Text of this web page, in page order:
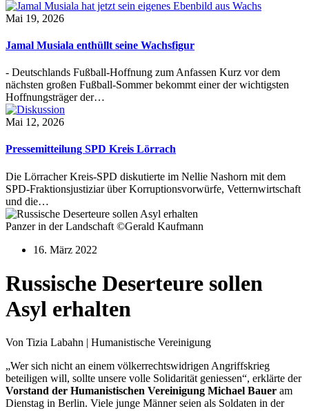
Mai 19, 2026
Jamal Musiala enthüllt seine Wachsfigur
- Deutschlands Fußball-Hoffnung zum Anfassen Kurz vor dem
nächsten großen Fußball-Sommer bekommt einer der wichtigsten
Hoffnungsträger der…
Mai 12, 2026
Pressemitteilung SPD Kreis Lörrach
Die Lörracher Kreis-SPD diskutierte im Nellie Nashorn mit dem
SPD-Fraktionsjustiziar über Korruptionsvorwürfe, Vetternwirtschaft
und die…
Panzer in der Landschaft ©Gerald Kaufmann
16. März 2022
Russische Deserteure sollen
Asyl erhalten
Von Tizia Labahn | Humanistische Vereinigung
„Wer sich nicht an einem völkerrechtswidrigen Angriffskrieg
beteiligen will, sollte unsere volle Solidarität geniessen“, erklärte der
Vorstand der Humanistischen Vereinigung Michael Bauer am
Dienstag in Berlin. Viele junge Männer seien als Soldaten in der